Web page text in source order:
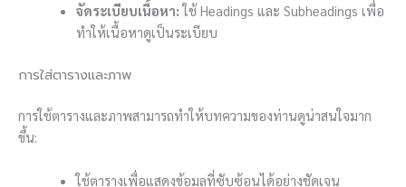
จัดระเบียบเนื้อหา: ใช้ Headings และ Subheadings เพื่อ
ทำให้เนื้อหาดูเป็นระเบียบ
การใส่ตารางและภาพ
การใช้ตารางและภาพสามารถทำให้บทความของท่านดูน่าสนใจมาก
ขึ้น:
ใช้ตารางเพื่อแสดงข้อมูลที่ซับซ้อนได้อย่างชัดเจน